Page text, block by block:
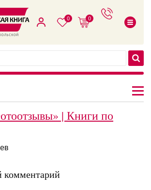
0 0
| Книги по
комментарий